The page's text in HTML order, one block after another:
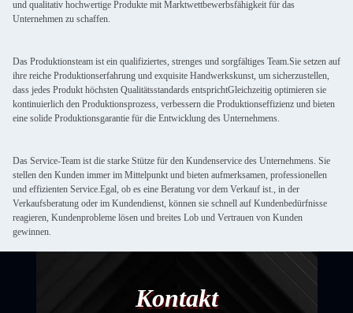
und qualitativ hochwertige Produkte mit Marktwettbewerbsfähigkeit für das
Unternehmen zu schaffen.
Das Produktionsteam ist ein qualifiziertes, strenges und sorgfältiges Team.Sie setzen auf
ihre reiche Produktionserfahrung und exquisite Handwerkskunst, um sicherzustellen,
dass jedes Produkt höchsten Qualitätsstandards entsprichtGleichzeitig optimieren sie
kontinuierlich den Produktionsprozess, verbessern die Produktionseffizienz und bieten
eine solide Produktionsgarantie für die Entwicklung des Unternehmens.
Das Service-Team ist die starke Stütze für den Kundenservice des Unternehmens. Sie
stellen den Kunden immer im Mittelpunkt und bieten aufmerksamen, professionellen
und effizienten Service.Egal, ob es eine Beratung vor dem Verkauf ist., in der
Verkaufsberatung oder im Kundendienst, können sie schnell auf Kundenbedürfnisse
reagieren, Kundenprobleme lösen und breites Lob und Vertrauen von Kunden
gewinnen.
Kontakt